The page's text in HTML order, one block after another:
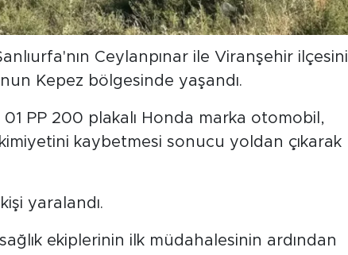
Ceylanpınar ile Viranşehir ilçesini
Kepez bölgesinde yaşandı.
01 PP 200 plakalı Honda marka otomobil,
kaybetmesi sonucu yoldan çıkarak
yaralandı.
ekiplerinin ilk müdahalesinin ardından